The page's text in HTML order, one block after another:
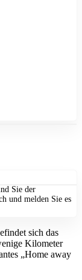
Sie der
und melden Sie es
sich das
Kilometer
„Home away